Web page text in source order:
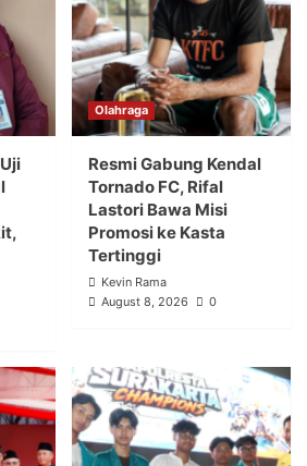
Olahraga
Resmi Gabung Kendal
Tornado FC, Rifal
Lastori Bawa Misi
Promosi ke Kasta
Tertinggi
Kevin Rama
August 8, 2026
0